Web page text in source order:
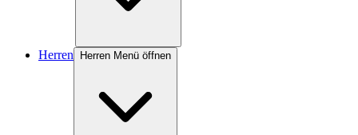
Herren Herren Menü öffnen